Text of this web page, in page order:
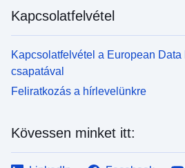
Kapcsolatfelvétel
Kapcsolatfelvétel a European
csapatával
Feliratkozás a hírlevelünkre
Kövessen minket itt: